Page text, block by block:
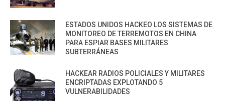
ESTADOS UNIDOS HACKEO LOS SISTEMAS DE
MONITOREO DE TERREMOTOS EN CHINA
PARA ESPIAR BASES MILITARES
SUBTERRÁNEAS
HACKEAR RADIOS POLICIALES Y MILITARES
ENCRIPTADAS EXPLOTANDO 5
VULNERABILIDADES